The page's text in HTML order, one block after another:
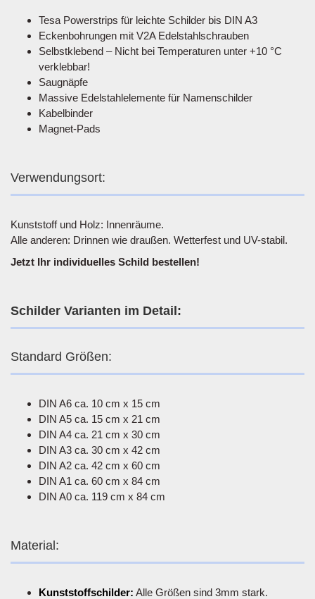
Tesa Powerstrips für leichte Schilder bis DIN A3
Eckenbohrungen mit V2A Edelstahlschrauben
Selbstklebend – Nicht bei Temperaturen unter +10 °C
verklebbar!
Saugnäpfe
Massive Edelstahlelemente für Namenschilder
Kabelbinder
Magnet-Pads
Verwendungsort:
Kunststoff und Holz: Innenräume.
Alle anderen: Drinnen wie draußen. Wetterfest und UV-stabil.
Jetzt Ihr individuelles Schild bestellen!
Schilder Varianten im Detail:
Standard Größen:
DIN A6 ca. 10 cm x 15 cm
DIN A5 ca. 15 cm x 21 cm
DIN A4 ca. 21 cm x 30 cm
DIN A3 ca. 30 cm x 42 cm
DIN A2 ca. 42 cm x 60 cm
DIN A1 ca. 60 cm x 84 cm
DIN A0 ca. 119 cm x 84 cm
Material:
Kunststoffschilder: Alle Größen sind 3mm stark.